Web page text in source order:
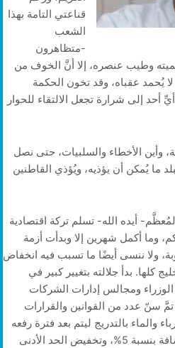
قناعتي التامة بهذا
الشعب
-متظاهرون
وطيب عنصره، إلا أنَّ الخوف من
يُحمد عقباه، وقد تخون الحكمة
إلى شرارة تجعل الالتقاء للحوار
وأين الأخطاء والسلبيات، حتى نصل
ما يُمكن أن يؤذيه، ويُؤذي القاطنين
أيده الله- تسلم تركة اقتصادية
وما أكمل شهرين إلا وبدأت أزمة
ولا ننسى أيضًا ما تسبب فيه انخفاض
كلها. بدأ جلالته بتغيير كبير في
أكثر من 80% من الوزراء ومجالس إدارات الشركات
تمَّ سنّ عدد من القوانين والقرارات
والماء بالتدريج ليتم بعد فترة رفعه
تمامًا، وفرض ضريبة القيمة المضافة بنسبة 5%، وتخفيض الحد الأدنى